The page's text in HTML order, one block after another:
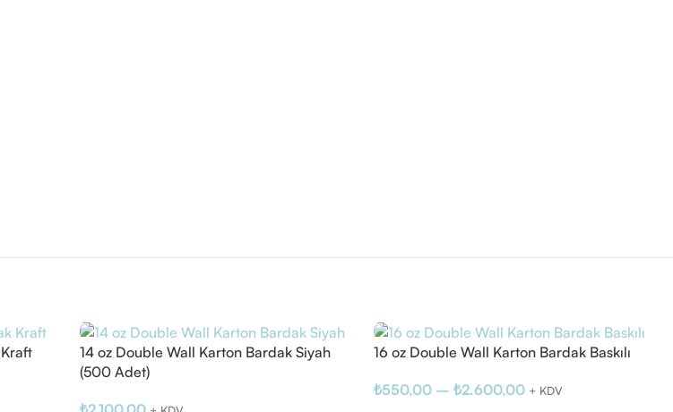
14 oz Double Wall Karton Bardak Siyah
(500 Adet)
16 oz Double Wall Karton Bardak Baskılı
₺550,00 –₺2.600,00 + KDV